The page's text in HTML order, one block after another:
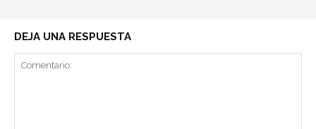
DEJA UNA RESPUESTA